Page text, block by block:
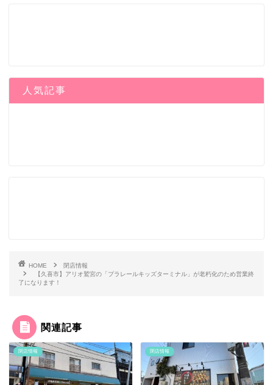
人気記事
HOME
閉店情報
【久喜市】アリオ鷲宮の「プラレールキッズターミナル」が老朽化のため営業終
了になります！
関連記事
閉店情報 閉店情報